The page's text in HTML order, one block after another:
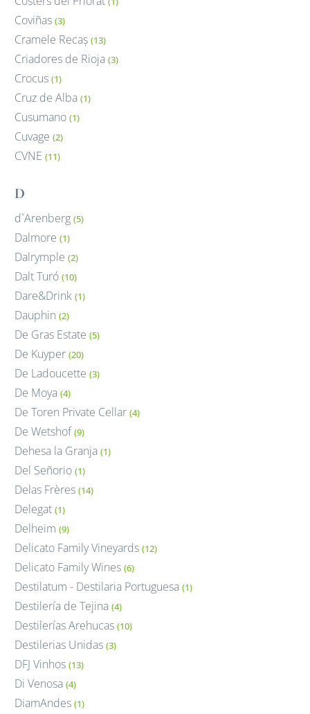
Coviñas (3)
Cramele Recaș(13)
Criadores de Rioja (3)
Crocus (1)
Cruz de Alba (1)
Cusumano (1)
Cuvage (2)
CVNE (11)
D
d`Arenberg (5)
Dalmore (1)
Dalrymple (2)
Dalt Turó (10)
Dare&Drink (1)
Dauphin (2)
De Gras Estate (5)
De Kuyper (20)
De Ladoucette (3)
De Moya (4)
De Toren Private Cellar (4)
De Wetshof (9)
Dehesa la Granja (1)
Del Señorio (1)
Delas Frères (14)
Delegat (1)
Delheim (9)
Delicato Family Vineyards (12)
Delicato Family Wines (6)
Destilatum - Destilaria Portuguesa (1)
Destilería de Tejina (4)
Destilerías Arehucas (10)
Destilerias Unidas (3)
DFJ Vinhos (13)
Di Venosa (4)
DiamAndes(1)